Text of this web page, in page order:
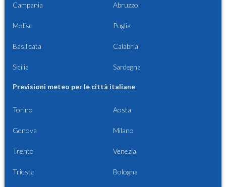
Campania Abruzzo
Molise Puglia
Basilicata Calabria
Sicilia Sardegna
Previsioni meteo per le città italiane
Torino Aosta
Genova Milano
Trento Venezia
Trieste Bologna